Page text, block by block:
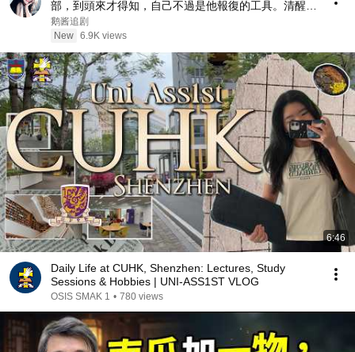
部，到頭來才得知，自己不過是他報復的工具。清醒的
她果斷抽身。霍硯深終於看清自己的真心，放下一身驕
傲，開啓瘋狂追妻火葬場模式！#情感 #都市 #drama
鹅酱追剧
New 6.9K views
6:46
Daily Life at CUHK, Shenzhen: Lectures, Study
Sessions & Hobbies | UNI-ASS1ST VLOG
OSIS SMAK 1 • 780 views